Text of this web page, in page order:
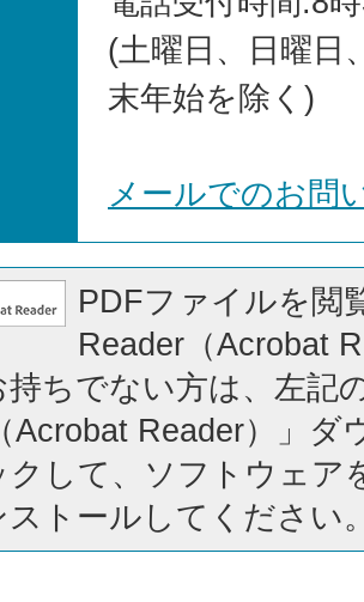
(土曜日、日曜日
末年始を除く)
メールでのお問
PDFファイルを閲
Reader（Acrobat
ちでない方は、左記
Acrobat Reader）」ダ
クして、ソフトウェア
ストールしてください